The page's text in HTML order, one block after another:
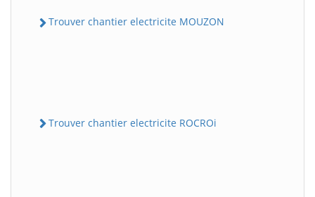
Trouver chantier electricite MOUZON
Trouver chantier electricite ROCROi